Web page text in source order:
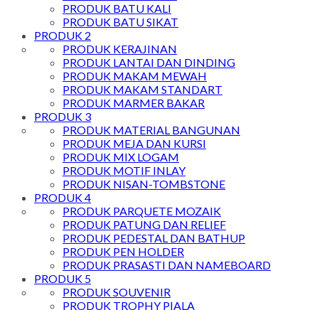
PRODUK BATU KALI
PRODUK BATU SIKAT
PRODUK 2
PRODUK KERAJINAN
PRODUK LANTAI DAN DINDING
PRODUK MAKAM MEWAH
PRODUK MAKAM STANDART
PRODUK MARMER BAKAR
PRODUK 3
PRODUK MATERIAL BANGUNAN
PRODUK MEJA DAN KURSI
PRODUK MIX LOGAM
PRODUK MOTIF INLAY
PRODUK NISAN-TOMBSTONE
PRODUK 4
PRODUK PARQUETE MOZAIK
PRODUK PATUNG DAN RELIEF
PRODUK PEDESTAL DAN BATHUP
PRODUK PEN HOLDER
PRODUK PRASASTI DAN NAMEBOARD
PRODUK 5
PRODUK SOUVENIR
PRODUK TROPHY PIALA